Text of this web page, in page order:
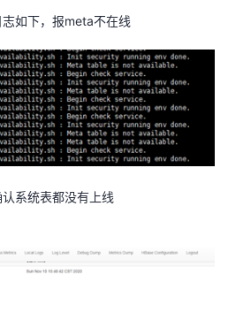
如下，报meta不在线
系统表都没有上线